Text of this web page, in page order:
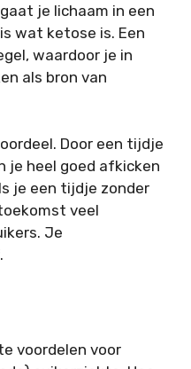
je lichaam in een
wat ketose is. Een
waardoor je in
als bron van
Door een tijdje
je heel goed afkicken
je een tijdje zonder
veel
Je
voordelen voor